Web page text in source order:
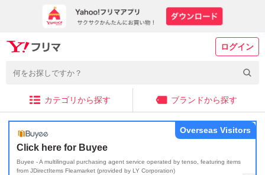
ログイン
カテゴリから探す ブランドから探す
Click here for Buyee
Buyee - A multilingual purchasing agent service operated by tenso, featuring items
from JDirectItems Fleamarket (provided by LY Corporation)
Overseas Visitors